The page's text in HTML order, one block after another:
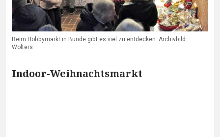
Beim Hobbymarkt in Bunde gibt es viel zu entdecken. Archivbild:
Wolters
Indoor-Weihnachtsmarkt